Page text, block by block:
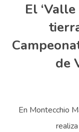
El
de
En Montecchio